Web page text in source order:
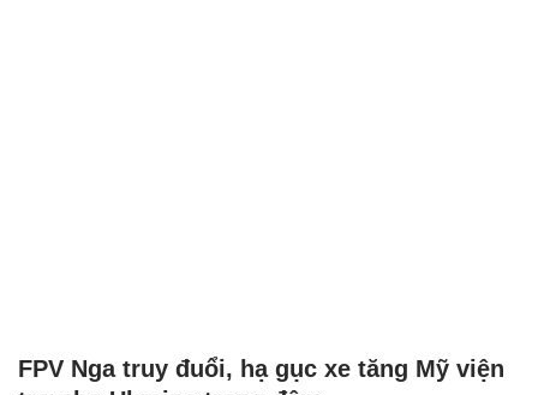
FPV Nga truy đuổi, hạ gục xe tăng Mỹ viện